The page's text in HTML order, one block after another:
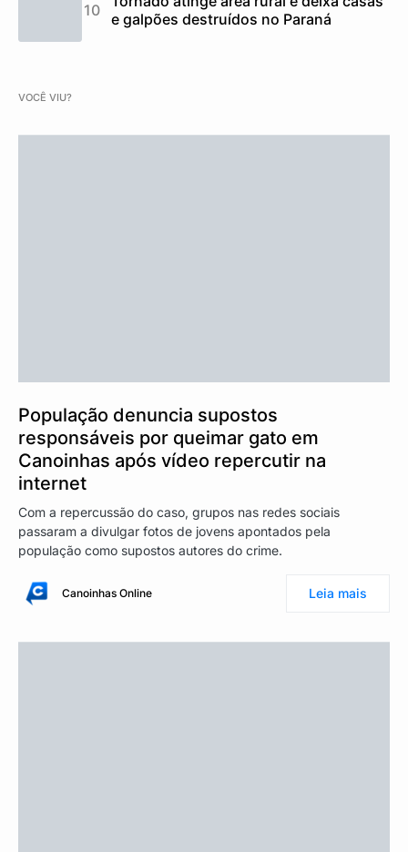
e galpões destruídos no Paraná
VOCÊ VIU?
População denuncia supostos
responsáveis por queimar gato em
Canoinhas após vídeo repercutir na
internet
Com a repercussão do caso, grupos nas redes sociais
passaram a divulgar fotos de jovens apontados pela
população como supostos autores do crime.
Canoinhas Online Leia mais